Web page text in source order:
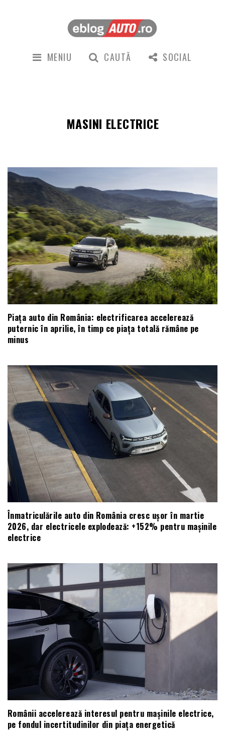
MENIU CAUTĂ SOCIAL
MASINI ELECTRICE
Piața auto din România: electrificarea accelerează
puternic în aprilie, în timp ce piața totală rămâne pe
minus
Înmatriculările auto din România cresc ușor în martie
2026, dar electricele explodează: +152% pentru mașinile
electrice
Românii accelerează interesul pentru mașinile electrice,
pe fondul incertitudinilor din piața energetică